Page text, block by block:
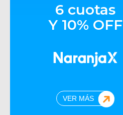
6 cuotas
Y 10% OFF
VER MÁS